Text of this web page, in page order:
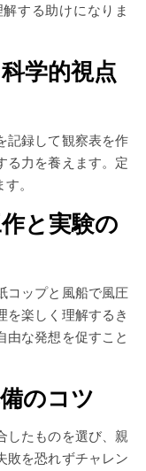
する助けになりま
学的視点
記録して観察表を作
る力を養えます。定
。
と実験の
コップと風船で風圧
を楽しく理解するき
由な発想を促すこと
のコツ
したものを選び、親
敗を恐れずチャレン